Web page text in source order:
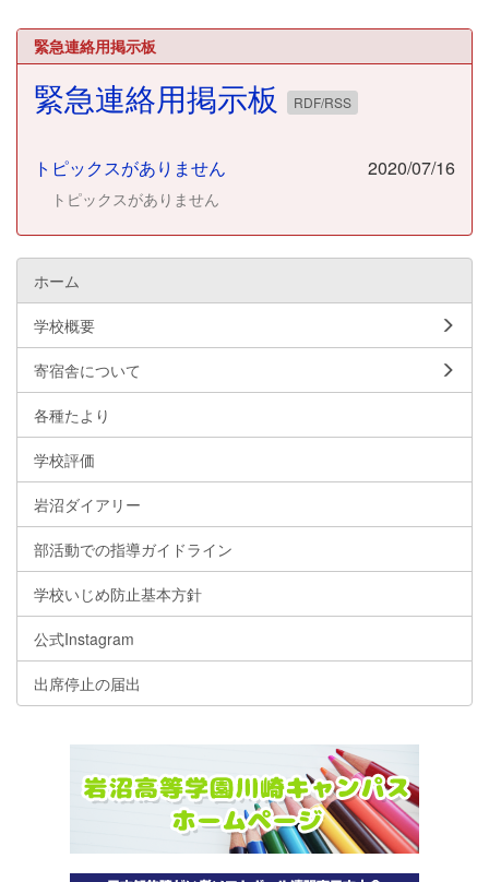
緊急連絡用掲示板
緊急連絡用掲示板 RDF/RSS
トピックスがありません 2020/07/16
トピックスがありません
ホーム
学校概要
寄宿舎について
各種たより
学校評価
岩沼ダイアリー
部活動での指導ガイドライン
学校いじめ防止基本方針
公式Instagram
出席停止の届出